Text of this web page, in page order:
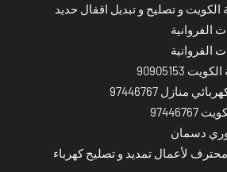
الكويت و تصليح و تبديل اقفال حديد
الفروانية
الفروانية
90905153
منازل 97446767
دسمان
لأعمال تمديد و تصليح كهرباء